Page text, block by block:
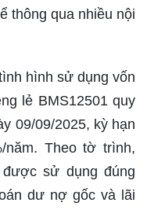
thông qua nhiều nội
hình sử dụng vốn
lẻ BMS12501quy
09/09/2025, kỳ hạn
năm. Theo tờ trình,
sử dụng đúng
dư nợ gốc và lãi